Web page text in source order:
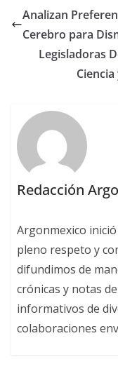
Analizan
Cerebro para
Legisladoras
Redacción
Argonmexico
pleno respeto y
difundimos de
crónicas y notas
informativos de
colaboraciones